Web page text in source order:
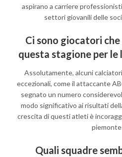
aspirano a carriere
settori giovanili delle
Ci sono giocatori
questa stagione per
Assolutamente, alcuni
eccezionali, come il attaccante
segnato un numero
modo significativo ai risultati
crescita di questi atleti è
Quali squadre